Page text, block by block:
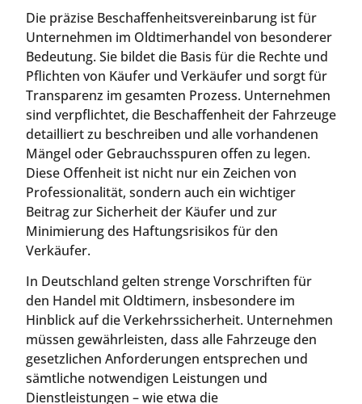
Die präzise Beschaffenheitsvereinbarung ist für
Unternehmen im Oldtimerhandel von besonderer
Bedeutung. Sie bildet die Basis für die Rechte und
Pflichten von Käufer und Verkäufer und sorgt für
Transparenz im gesamten Prozess. Unternehmen
sind verpflichtet, die Beschaffenheit der Fahrzeuge
detailliert zu beschreiben und alle vorhandenen
Mängel oder Gebrauchsspuren offen zu legen.
Diese Offenheit ist nicht nur ein Zeichen von
Professionalität, sondern auch ein wichtiger
Beitrag zur Sicherheit der Käufer und zur
Minimierung des Haftungsrisikos für den
Verkäufer.
In Deutschland gelten strenge Vorschriften für
den Handel mit Oldtimern, insbesondere im
Hinblick auf die Verkehrssicherheit. Unternehmen
müssen gewährleisten, dass alle Fahrzeuge den
gesetzlichen Anforderungen entsprechen und
sämtliche notwendigen Leistungen und
Dienstleistungen – wie etwa die